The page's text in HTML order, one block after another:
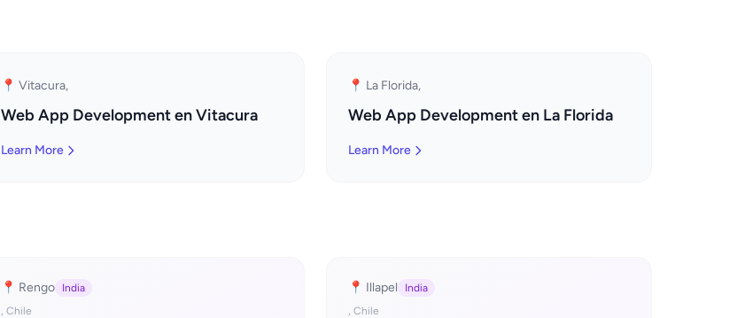
📍 Vitacura,
Web App Development en Vitacura
Learn More
📍 La Florida,
Web App Development en La Florida
Learn More
📍 Rengo
India
, Chile
📍 Illapel
India
, Chile